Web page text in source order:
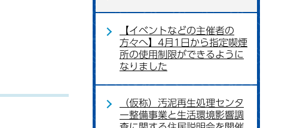
【イベントなどの主催者の
方々へ】4月1日から指定喫煙
所の使用制限ができるように
なりました
（仮称）汚泥再生処理センタ
ー整備事業と生活環境影響調